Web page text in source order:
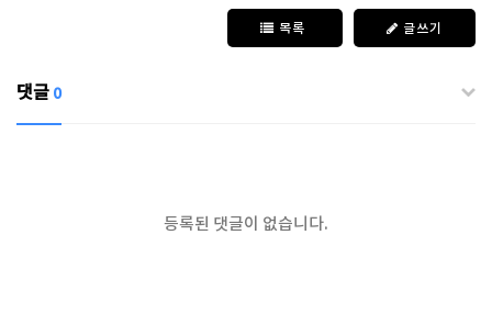
목록 글쓰기
댓글 0
등록된 댓글이 없습니다.